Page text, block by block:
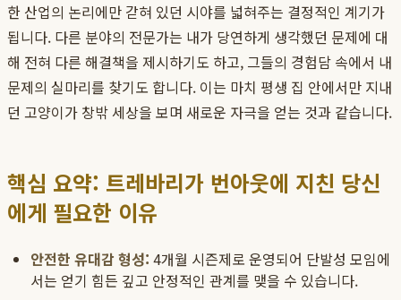
한 산업의 논리에만 갇혀 있던 시야를 넓혀주는 결정적인 계기가
됩니다. 다른 분야의 전문가는 내가 당연하게 생각했던 문제에 대
해 전혀 다른 해결책을 제시하기도 하고, 그들의 경험담 속에서 내
문제의 실마리를 찾기도 합니다. 이는 마치 평생 집 안에서만 지내
던 고양이가 창밖 세상을 보며 새로운 자극을 얻는 것과 같습니다.
핵심 요약: 트레바리가 번아웃에 지친 당신
에게 필요한 이유
안전한 유대감 형성: 4개월 시즌제로 운영되어 단발성 모임에
서는 얻기 힘든 깊고 안정적인 관계를 맺을 수 있습니다.